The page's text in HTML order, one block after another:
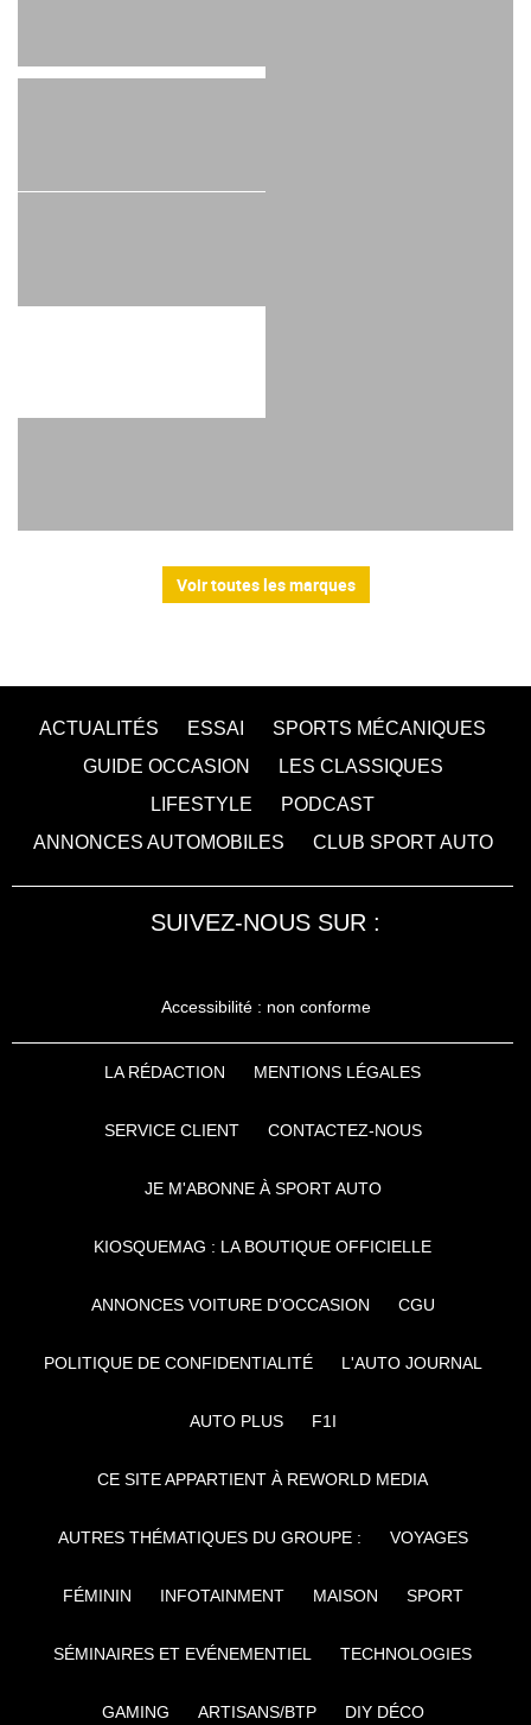
Voir toutes les marques
ACTUALITÉS ESSAI
SPORTS MÉCANIQUES
GUIDE OCCASION
LES CLASSIQUES
LIFESTYLE
PODCAST
ANNONCES AUTOMOBILES
CLUB SPORT AUTO
SUIVEZ-NOUS SUR :
Accessibilité : non conforme
LA RÉDACTION MENTIONS LÉGALES
SERVICE CLIENT CONTACTEZ-NOUS
JE M'ABONNE À SPORT AUTO
KIOSQUEMAG : LA BOUTIQUE OFFICIELLE
ANNONCES VOITURE D’OCCASION CGU
POLITIQUE DE CONFIDENTIALITÉ L'AUTO JOURNAL
AUTO PLUS F1I
CE SITE APPARTIENT À REWORLD MEDIA
AUTRES THÉMATIQUES DU GROUPE : VOYAGES
FÉMININ INFOTAINMENT MAISON SPORT
SÉMINAIRES ET EVÉNEMENTIEL TECHNOLOGIES
GAMING ARTISANS/BTP DIY DÉCO